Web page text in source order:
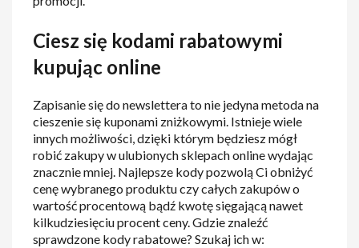
Ciesz się kodami rabatowymi
kupując online
Zapisanie się do newslettera to nie jedyna metoda na
cieszenie się kuponami zniżkowymi. Istnieje wiele
innych możliwości, dzięki którym będziesz mógł
robić zakupy w ulubionych sklepach online wydając
znacznie mniej. Najlepsze kody pozwolą Ci obniżyć
cenę wybranego produktu czy całych zakupów o
wartość procentową bądź kwotę sięgającą nawet
kilkudziesięciu procent ceny. Gdzie znaleźć
sprawdzone kody rabatowe? Szukaj ich w: